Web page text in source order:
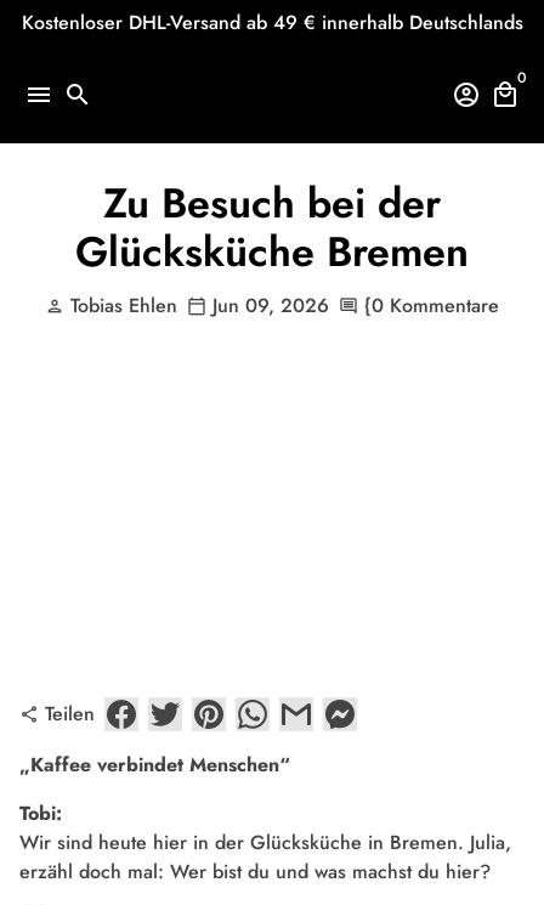
Direkt
Kostenloser DHL-Versand ab 49 € innerhalb Deutschlands
menu search account_circle local_mall
0
Zu Besuch bei der
Glücksküche Bremen
person Tobias Ehlen calendar_today Jun 09, 2026 comment {0 Kommentare
share Teilen
„Kaffee verbindet Menschen“
Tobi:
Wir sind heute hier in der Glücksküche in Bremen. Julia,
erzähl doch mal: Wer bist du und was machst du hier?